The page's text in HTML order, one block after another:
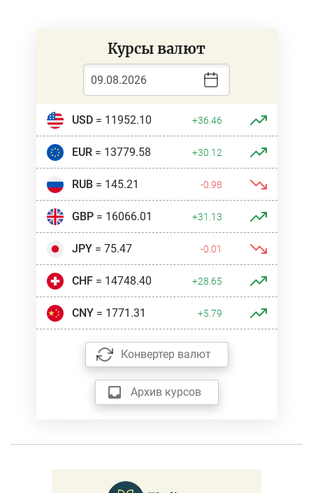
Курсы валют
USD= 11952.10 +36.46
EUR= 13779.58 +30.12
RUB= 145.21 -0.98
GBP= 16066.01 +31.13
JPY= 75.47 -0.01
CHF= 14748.40 +28.65
CNY= 1771.31 +5.79
Конвертер валют
Архив курсов